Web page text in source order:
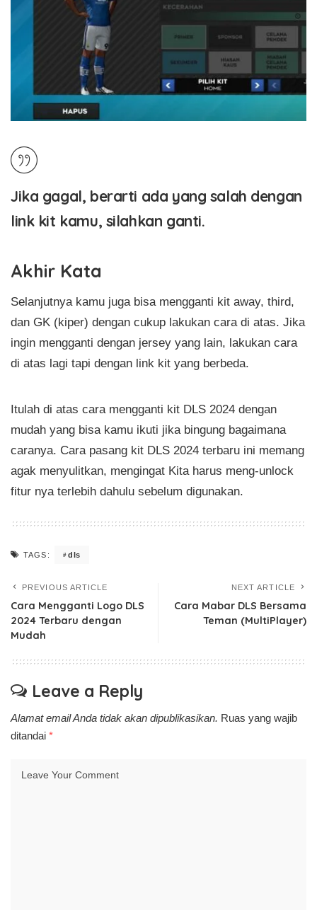
Jika gagal, berarti ada yang salah dengan
link kit kamu, silahkan ganti.
Akhir Kata
Selanjutnya kamu juga bisa mengganti kit away, third,
dan GK (kiper) dengan cukup lakukan cara di atas. Jika
ingin mengganti dengan jersey yang lain, lakukan cara
di atas lagi tapi dengan link kit yang berbeda.
Itulah di atas cara mengganti kit DLS 2024 dengan
mudah yang bisa kamu ikuti jika bingung bagaimana
caranya. Cara pasang kit DLS 2024 terbaru ini memang
agak menyulitkan, mengingat Kita harus meng-unlock
fitur nya terlebih dahulu sebelum digunakan.
TAGS: dls
PREVIOUS ARTICLE
Cara Mengganti Logo DLS
2024 Terbaru dengan
Mudah
NEXT ARTICLE
Cara Mabar DLS Bersama
Teman (MultiPlayer)
Leave a Reply
Alamat email Anda tidak akan dipublikasikan. Ruas yang wajib
ditandai *